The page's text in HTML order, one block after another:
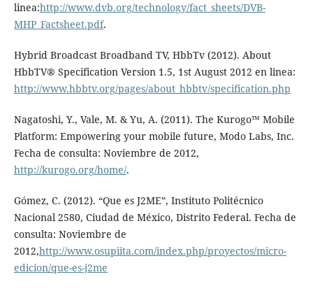
linea:http://www.dvb.org/technology/fact_sheets/DVB-
MHP_Factsheet.pdf.
Hybrid Broadcast Broadband TV, HbbTv (2012). About
HbbTV® Specification Version 1.5, 1st August 2012 en linea:
http://www.hbbtv.org/pages/about_hbbtv/specification.php
Nagatoshi, Y., Vale, M. & Yu, A. (2011). The Kurogo™ Mobile
Platform: Empowering your mobile future, Modo Labs, Inc.
Fecha de consulta: Noviembre de 2012,
http://kurogo.org/home/.
Gómez, C. (2012). “Que es J2ME”, Instituto Politécnico
Nacional 2580, Ciudad de México, Distrito Federal. Fecha de
consulta: Noviembre de
2012,http://www.osupiita.com/index.php/proyectos/micro-
edicion/que-es-j2me